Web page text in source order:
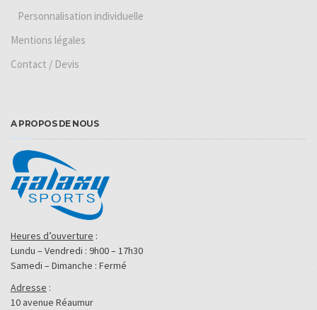
Personnalisation individuelle
Mentions légales
Contact / Devis
A PROPOS DE NOUS
Heures d’ouverture :
Lundu – Vendredi : 9h00 – 17h30
Samedi – Dimanche : Fermé
Adresse :
10 avenue Réaumur